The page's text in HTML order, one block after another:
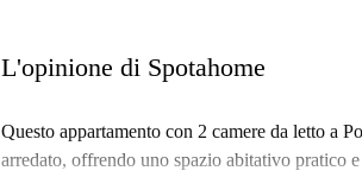
L'opinione di Spotahome
Questo appartamento con 2 camere da letto a
arredato, offrendo uno spazio abitativo pratico